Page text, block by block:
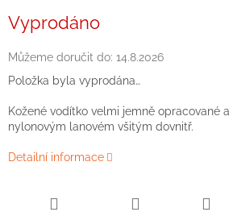
cena:
Vyprodáno
Můžeme doručit do: 14.8.2026
Položka byla vyprodána…
Kožené vodítko velmi jemně opracované a
nylonovým lanovém všitým dovnitř.
Detailní informace